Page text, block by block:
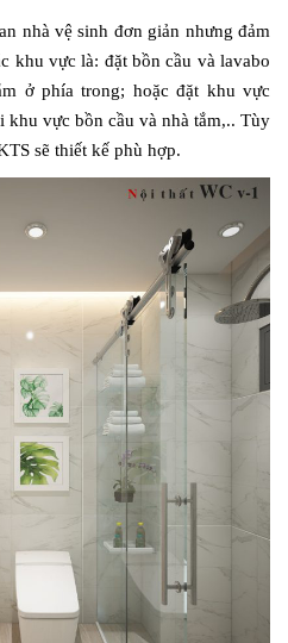
nhà vệ sinh đơn giản nhưng đảm
khu vực là: đặt bồn cầu và lavabo
ở phía trong; hoặc đặt khu vực
khu vực bồn cầu và nhà tắm,.. Tùy
sẽ thiết kế phù hợp.